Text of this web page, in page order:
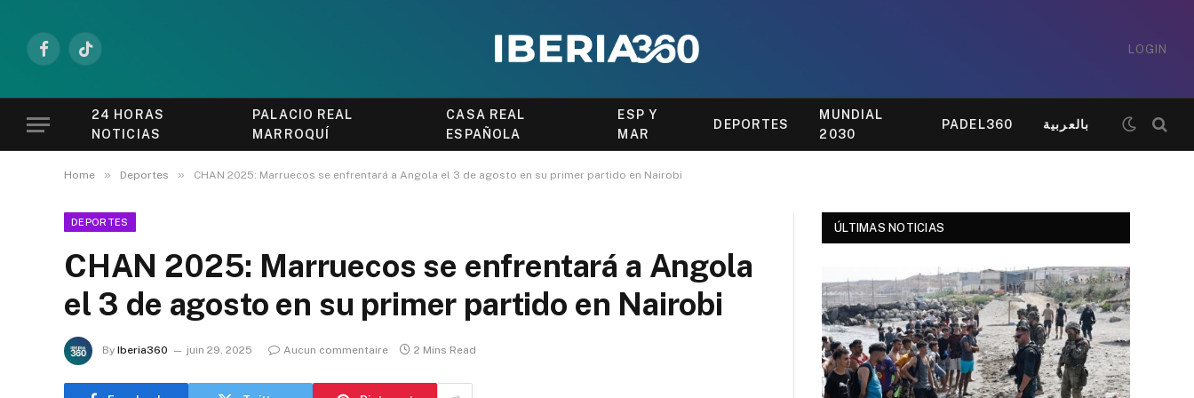
FacebookTikTok
LOGIN
24 HORAS
NOTICIAS
PALACIO REAL
MARROQUÍ
CASA REAL
ESPAÑOLA
ESP Y
MAR
DEPORTES
MUNDIAL
2030
PADEL360 بالعربية
Home » Deportes » CHAN 2025: Marruecos se enfrentará a Angola el 3 de agosto en su primer partido en Nairobi
DEPORTES
CHAN 2025: Marruecos se enfrentará a Angola
el 3 de agosto en su primer partido en Nairobi
By Iberia360 juin 29, 2025 Aucun commentaire 2 Mins Read
ÚLTIMAS NOTICIAS